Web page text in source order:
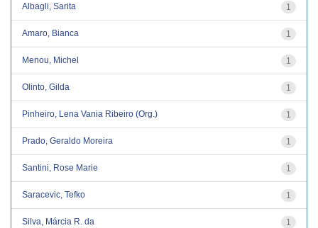
1
Albagli, Sarita
1
Amaro, Bianca
1
Menou, Michel
1
Olinto, Gilda
1
Pinheiro, Lena Vania Ribeiro (Org.)
1
Prado, Geraldo Moreira
1
Santini, Rose Marie
1
Saracevic, Tefko
1
Silva, Márcia R. da